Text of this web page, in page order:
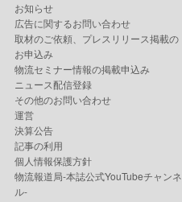
お知らせ
広告に関するお問い合わせ
取材のご依頼、プレスリリース掲載の
お申込み
物流セミナー情報の掲載申込み
ニュース配信登録
その他のお問い合わせ
運営
決算公告
記事の利用
個人情報保護方針
物流報道局-本誌公式YouTubeチャンネ
ル-